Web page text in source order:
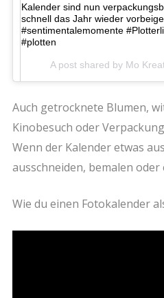
Kalender sind nun
schnell das Jahr wieder
#sentimentalemomente
#plotten
A post shared by Mo
Auch getrocknete Blumen,
Kinobesuch oder
Wenn der Kalender etwas
ausschneiden, bemalen
Wie du einen Fotokalender